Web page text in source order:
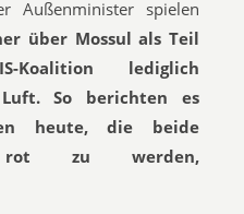
Außenminister spielen
über Mossul als Teil
Koalition lediglich
So berichten es
heute, die beide
rot zu werden,